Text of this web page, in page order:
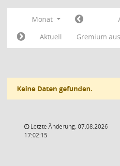
Monat
Aktuell
Gremium
Keine Daten gefunden.
Letzte Änderung: 07.08.2026
17:02:15